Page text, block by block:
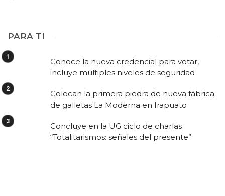
PARA TI
Conoce la nueva credencial para votar,
incluye múltiples niveles de seguridad
Colocan la primera piedra de nueva fábrica
de galletas La Moderna en Irapuato
Concluye en la UG ciclo de charlas
“Totalitarismos: señales del presente”